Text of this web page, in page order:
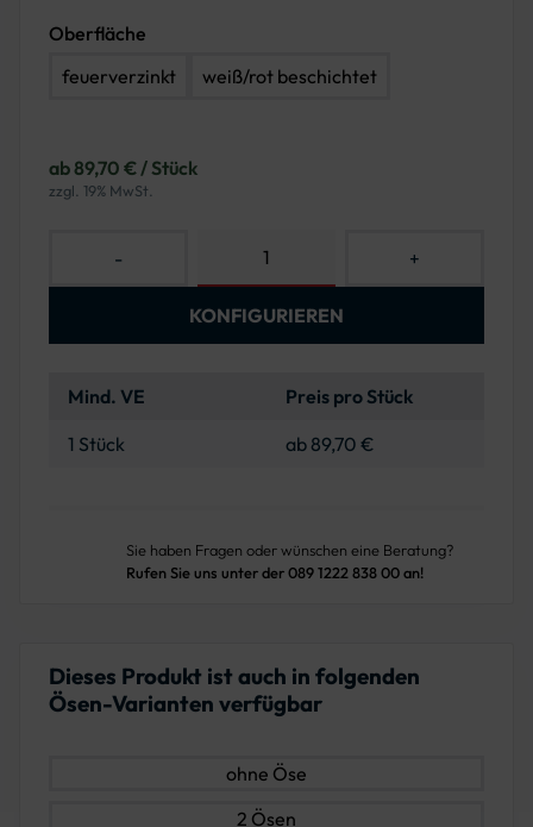
Oberfläche
feuerverzinkt
weiß/rot beschichtet
ab 89,70 € / Stück
zzgl. 19% MwSt.
- +
KONFIGURIEREN
Mind. VE
Preis pro Stück
1 Stück
ab 89,70 €
Sie haben Fragen oder wünschen eine Beratung?
Rufen Sie uns unter der 089 1222 838 00 an!
Dieses Produkt ist auch in folgenden
Ösen-Varianten verfügbar
ohne Öse
2 Ösen